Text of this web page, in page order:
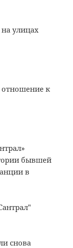
улицах
отношение к
бывшей
в
снова